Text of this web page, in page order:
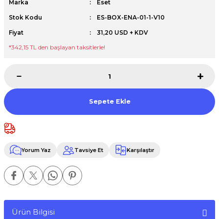
Marka Eset
Stok Kodu ES-BOX-ENA-01-1-V10
Fiyat
31,20 USD + KDV
*342,15 TL den başlayan taksitlerle!
Sepete Ekle
Yorum Yaz Tavsiye Et Karşılaştır
Ürün Bilgisi